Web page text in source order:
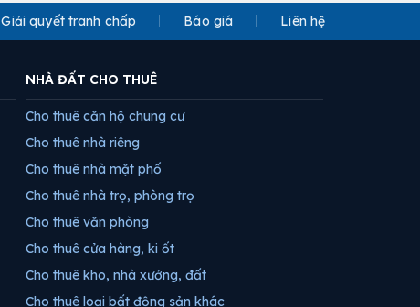
Giải quyết tranh chấp Báo giá Liên hệ
NHÀ ĐẤT CHO THUÊ
Cho thuê căn hộ chung cư
Cho thuê nhà riêng
Cho thuê nhà mặt phố
Cho thuê nhà trọ, phòng trọ
Cho thuê văn phòng
Cho thuê cửa hàng, ki ốt
Cho thuê kho, nhà xưởng, đất
Cho thuê loại bất động sản khác